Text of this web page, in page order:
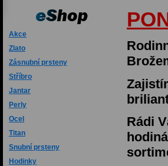
Akce
Zlato
Zásnubní prsteny
Stříbro
Jantar
Perly
Ocel
Titan
Snubní prsteny
Hodinky
Rádi